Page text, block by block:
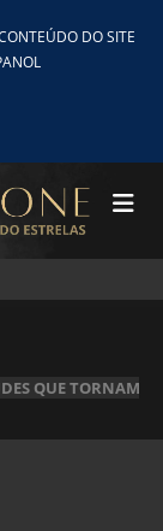
DO SITE
QUE TORNAM